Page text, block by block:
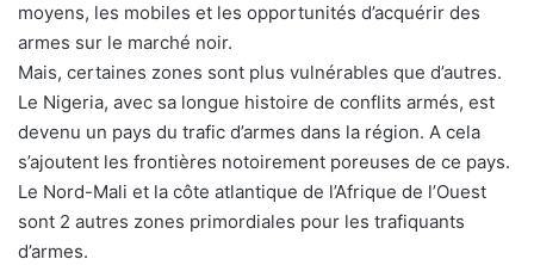
moyens, les mobiles et les opportunités d’acquérir des
armes sur le marché noir.
Mais, certaines zones sont plus vulnérables que d’autres.
Le Nigeria, avec sa longue histoire de conflits armés, est
devenu un pays du trafic d’armes dans la région. A cela
s’ajoutent les frontières notoirement poreuses de ce pays.
Le Nord-Mali et la côte atlantique de l’Afrique de l’Ouest
sont 2 autres zones primordiales pour les trafiquants
d’armes.